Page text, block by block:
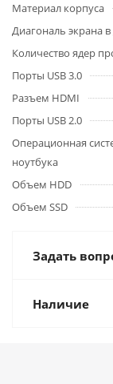
Материал корпуса
Диагональ экрана
Количество ядер
Порты USB 3.0
Разъем HDMI
Порты USB 2.0
Операционная
ноутбука
Объем HDD
Объем SSD
Задать
Наличие